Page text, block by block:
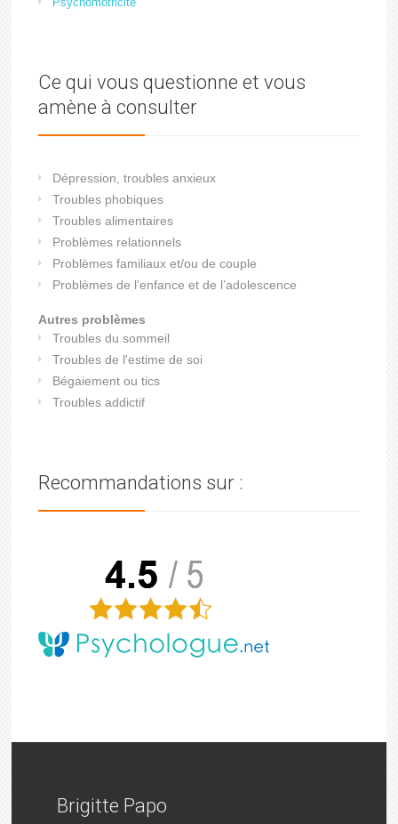
Ce qui vous questionne et vous
amène à consulter
Dépression, troubles anxieux
Troubles phobiques
Troubles alimentaires
Problèmes relationnels
Problèmes familiaux et/ou de couple
Problèmes de l’enfance et de l’adolescence
Autres problèmes
Troubles du sommeil
Troubles de l'estime de soi
Bégaiement ou tics
Troubles addictif
Recommandations sur :
Brigitte Papo